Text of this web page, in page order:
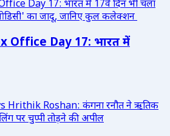
Office Day 17: भारत में